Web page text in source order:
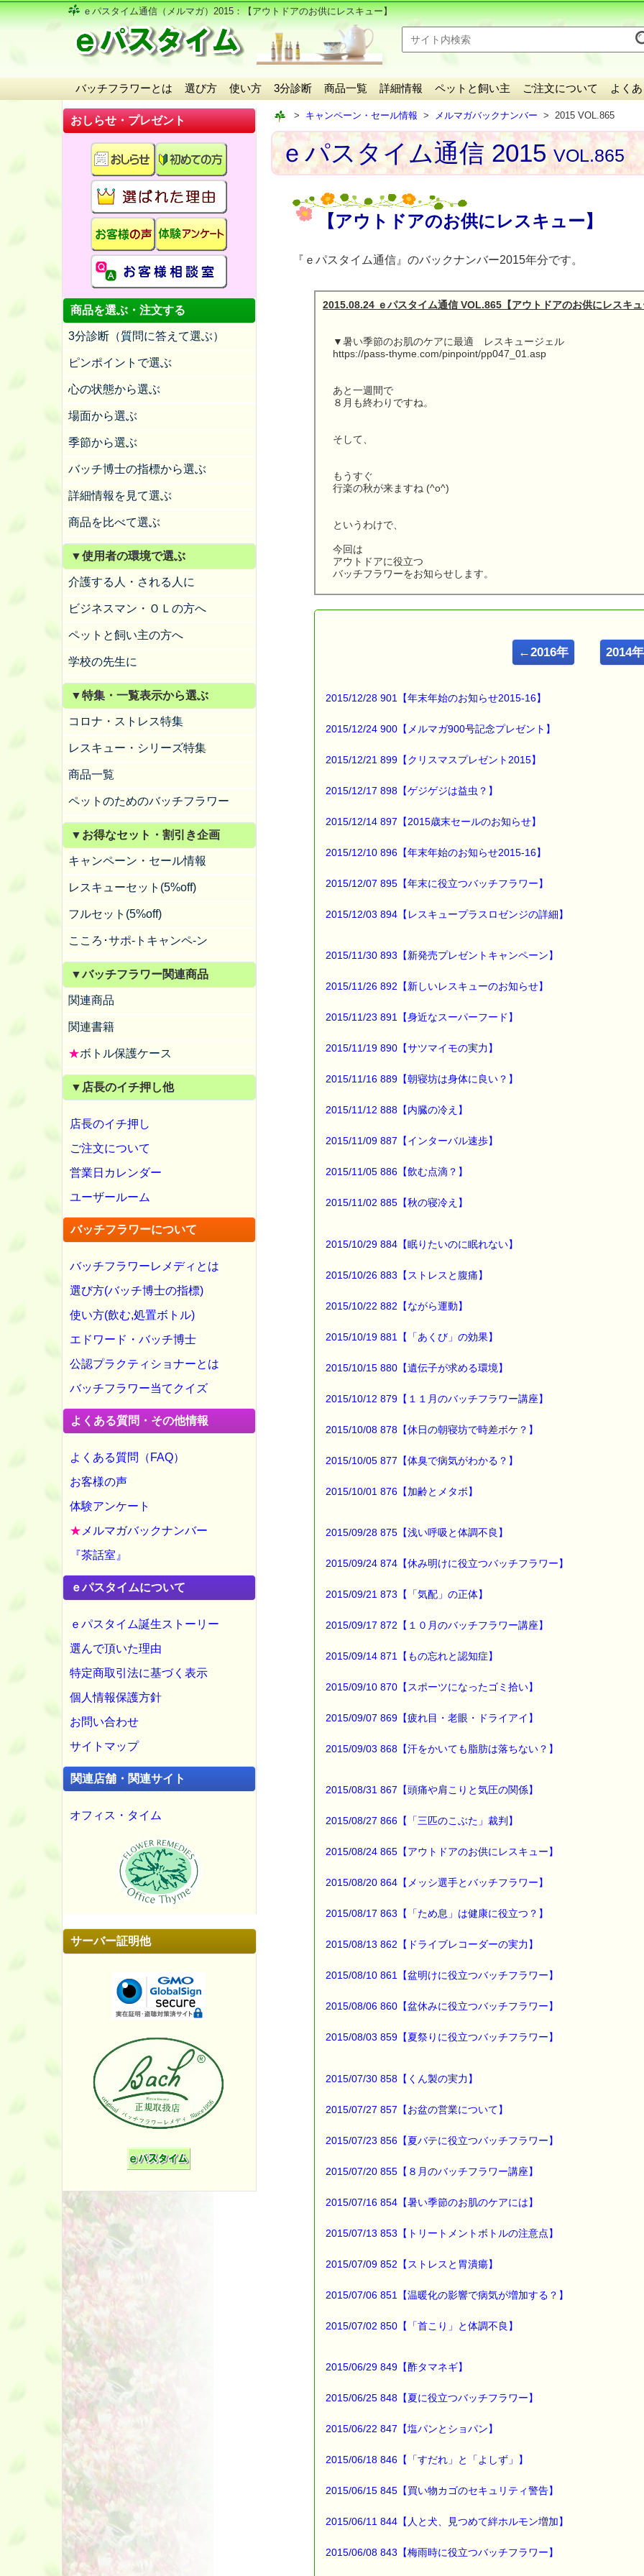
ｅパスタイム通信（メルマガ）2015：【アウトドアのお供にレスキュー】
バッチフラワーとは 選び方 使い方 3分診断 商品一覧 詳細情報 ペットと飼い主 ご注文について よく
おしらせ・プレゼント
商品を選ぶ・注文する
3分診断（質問に答えて選ぶ）
ピンポイントで選ぶ
心の状態から選ぶ
場面から選ぶ
季節から選ぶ
バッチ博士の指標から選ぶ
詳細情報を見て選ぶ
商品を比べて選ぶ
▼使用者の環境で選ぶ
介護する人・される人に
ビジネスマン・ＯＬの方へ
ペットと飼い主の方へ
学校の先生に
▼特集・一覧表示から選ぶ
コロナ・ストレス特集
レスキュー・シリーズ特集
商品一覧
ペットのためのバッチフラワー
▼お得なセット・割引き企画
キャンペーン・セール情報
レスキューセット(5%off)
フルセット(5%off)
こころ･サポ-トキャンペ-ン
▼バッチフラワー関連商品
関連商品
関連書籍
★ボトル保護ケース
▼店長のイチ押し他
店長のイチ押し
ご注文について
営業日カレンダー
ユーザールーム
バッチフラワーについて
バッチフラワーレメディとは
選び方(バッチ博士の指標)
使い方(飲む,処置ボトル)
エドワード・バッチ博士
公認プラクティショナーとは
バッチフラワー当てクイズ
よくある質問・その他情報
よくある質問（FAQ）
お客様の声
体験アンケート
★ メルマガバックナンバー
『茶話室』
ｅパスタイムについて
ｅパスタイム誕生ストーリー
選んで頂いた理由
特定商取引法に基づく表示
個人情報保護方針
お問い合わせ
サイトマップ
関連店舗・関連サイト
オフィス・タイム
サーバー証明他
キャンペーン・セール情報 メルマガバックナンバー 2015 VOL.865
ｅパスタイム通信 2015VOL.865
【アウトドアのお供にレスキュー】
『ｅパスタイム通信』のバックナンバー2015年分です。
2015.08.24 ｅパスタイム通信 VOL.865【アウトドアのお供にレスキ
▼暑い季節のお肌のケアに最適 レスキュージェル
https://pass-thyme.com/pinpoint/pp047_01.asp
あと一週間で
８月も終わりですね。
そして、
もうすぐ
行楽の秋が来ますね (^o^)
というわけで、
今回は
アウトドアに役立つ
バッチフラワーをお知らせします。
ルコ＠千葉るみこ （主婦、二児の母） でございます。
■ｅパスタイム通信 2015.08.24 VOL.865号
我が家では
レスキュージェルを
塗っています。
スキンケアの製品ですので
安心して使えますよ (^^)
それから、
日焼けには
日焼けでほてったお肌を
優しくケアしましょう (^o^)
外出時には
ストレスも多いですね
ストレスには
レスキュースプレーや
レスキューパステルが
眠れないときには
レスキューナイトも
レスキュー・シリーズの
▼ストレスケアに役立つレスキューシリーズ特集ページ
https://pass-thyme.com/shopping/set.asp
https://pass-thyme.com/guide/info.asp
■オススメの講座情報 ━━━━━━━━━━━━━━━━━━━━☆
★バッチ国際教育プログラムレベル１ PTT６日間コース
★Facebookにも講座情報があります。
→https://www.facebook.com/pass.thyme.bach.flower
この頃やっと
秋の虫の音が
*****@pass-thyme.com
有効期限 ：2015/08/31(月)まで
───────────────────────────────
割引き金額は、買い物カゴで内容確認する際に決定します。
※バッチフラワー関連商品・関連書籍、セット商品は対象外です。
※1度のご購入につき1枚しかご利用いただけません。
詳しくは下記サイトをご覧ください。
→https://pass-thyme.com/info/#coupon
∞∞∞∞∞∞∞∞∞∞∞∞∞∞∞∞∞∞∞∞∞∞∞∞∞∞∞∞∞∞∞∞∞
応募など）していただいたお客様だけにお届けする限定配信メールで
割引クーポン券のプレゼントや、耳より情報をいち早くお届け致しま
このメールマガジンのバックナンバーはこちらです
購読解除はこちらからできます
バッチフラワー レメディに出会えて良かった！！
と実感していただくのが私のねがいです。
バッチフラワーレメディ専門店＜ｅパスタイム＞
*****@pass-thyme.com
https://pass-thyme.com/
←2016年 2014
2015/12/28 901【年末年始のお知らせ2015-16】
2015/12/24 900【メルマガ900号記念プレゼント】
2015/12/21 899【クリスマスプレゼント2015】
2015/12/17 898【ゲジゲジは益虫？】
2015/12/14 897【2015歳末セールのお知らせ】
2015/12/10 896【年末年始のお知らせ2015-16】
2015/12/07 895【年末に役立つバッチフラワー】
2015/12/03 894【レスキュープラスロゼンジの詳細】
2015/11/30 893【新発売プレゼントキャンペーン】
2015/11/26 892【新しいレスキューのお知らせ】
2015/11/23 891【身近なスーパーフード】
2015/11/19 890【サツマイモの実力】
2015/11/16 889【朝寝坊は身体に良い？】
2015/11/12 888【内臓の冷え】
2015/11/09 887【インターバル速歩】
2015/11/05 886【飲む点滴？】
2015/11/02 885【秋の寝冷え】
2015/10/29 884【眠りたいのに眠れない】
2015/10/26 883【ストレスと腹痛】
2015/10/22 882【ながら運動】
2015/10/19 881【「あくび」の効果】
2015/10/15 880【遺伝子が求める環境】
2015/10/12 879【１１月のバッチフラワー講座】
2015/10/08 878【休日の朝寝坊で時差ボケ？】
2015/10/05 877【体臭で病気がわかる？】
2015/10/01 876【加齢とメタボ】
2015/09/28 875【浅い呼吸と体調不良】
2015/09/24 874【休み明けに役立つバッチフラワー】
2015/09/21 873【「気配」の正体】
2015/09/17 872【１０月のバッチフラワー講座】
2015/09/14 871【もの忘れと認知症】
2015/09/10 870【スポーツになったゴミ拾い】
2015/09/07 869【疲れ目・老眼・ドライアイ】
2015/09/03 868【汗をかいても脂肪は落ちない？】
2015/08/31 867【頭痛や肩こりと気圧の関係】
2015/08/27 866【「三匹のこぶた」裁判】
2015/08/24 865【アウトドアのお供にレスキュー】
2015/08/20 864【メッシ選手とバッチフラワー】
2015/08/17 863【「ため息」は健康に役立つ？】
2015/08/13 862【ドライブレコーダーの実力】
2015/08/10 861【盆明けに役立つバッチフラワー】
2015/08/06 860【盆休みに役立つバッチフラワー】
2015/08/03 859【夏祭りに役立つバッチフラワー】
2015/07/30 858【くん製の実力】
2015/07/27 857【お盆の営業について】
2015/07/23 856【夏バテに役立つバッチフラワー】
2015/07/20 855【８月のバッチフラワー講座】
2015/07/16 854【暑い季節のお肌のケアには】
2015/07/13 853【トリートメントボトルの注意点】
2015/07/09 852【ストレスと胃潰瘍】
2015/07/06 851【温暖化の影響で病気が増加する？】
2015/07/02 850【「首こり」と体調不良】
2015/06/29 849【酢タマネギ】
2015/06/25 848【夏に役立つバッチフラワー】
2015/06/22 847【塩パンとショパン】
2015/06/18 846【「すだれ」と「よしず」】
2015/06/15 845【買い物カゴのセキュリティ警告】
2015/06/11 844【人と犬、見つめて絆ホルモン増加】
2015/06/08 843【梅雨時に役立つバッチフラワー】